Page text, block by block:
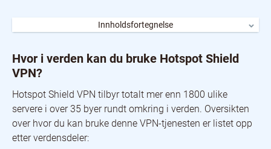
Innholdsfortegnelse
Abonnement og betalingsmetoder
Dette kan du gjøre med Hotspot Shield VPN
Hotspot Shield VPN konklusjon
Hvor i verden kan du bruke Hotspot Shield
VPN?
Hotspot Shield VPN tilbyr totalt mer enn 1800 ulike
servere i over 35 byer rundt omkring i verden. Oversikten
over hvor du kan bruke denne VPN-tjenesten er listet opp
etter verdensdeler: